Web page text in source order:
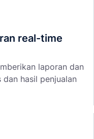
real-time
laporan dan
hasil penjualan